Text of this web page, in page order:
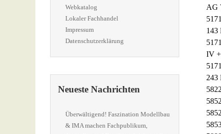
Webkatalog
Lokaler Fachhandel
Impressum
Datenschutzerklärung
Neueste Nachrichten
Überwältigend! Faszination Modellbau
& IMA machen Fachpublikum,
AG
143
IV
243